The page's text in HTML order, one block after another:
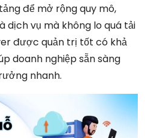
để mở rộng quy mô,
dịch vụ mà không lo quá tải
được quản trị tốt có khả
doanh nghiệp sẵn sàng
nhanh.